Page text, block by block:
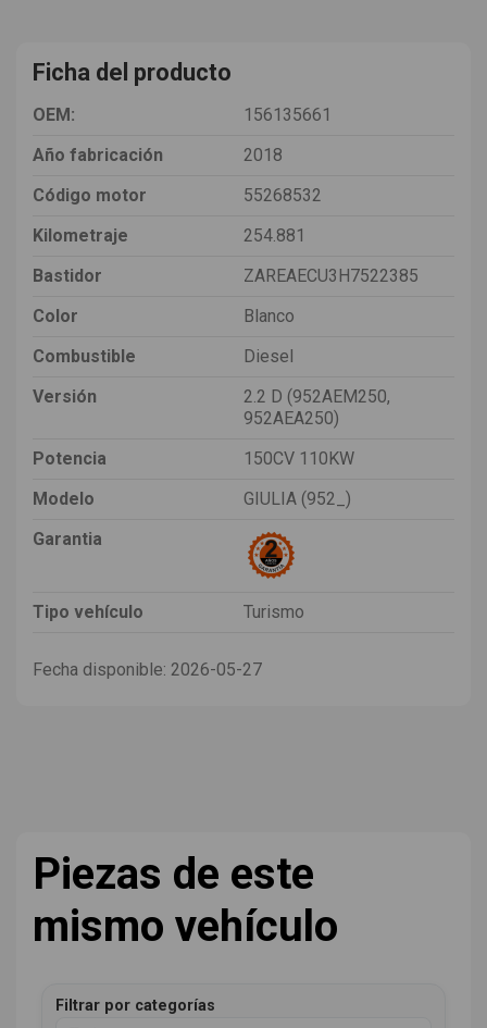
Ficha del producto
OEM:
156135661
Año fabricación
2018
Código motor
55268532
Kilometraje
254.881
Bastidor
ZAREAECU3H7522385
Color
Blanco
Combustible
Diesel
Versión
2.2 D (952AEM250,
952AEA250)
Potencia
150CV 110KW
Modelo
GIULIA (952_)
Garantia
Tipo vehículo Turismo
Fecha disponible: 2026-05-27
Piezas de este
mismo vehículo
Filtrar por categorías